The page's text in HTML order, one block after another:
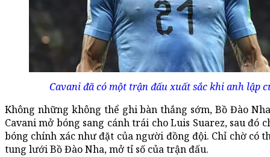
Cavani đã có một trận đấu xuất sắc khi anh lập
Không những không thể ghi bàn thắng sớm, Bồ Đào
Cavani mở bóng sang cánh trái cho Luis Suarez, sau
bóng chính xác như đặt của người đồng đội. Chỉ chờ có
tung lưới Bồ Đào Nha, mở tỉ số của trận đấu.